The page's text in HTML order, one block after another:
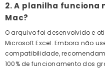
2. A planilha funciona
Mac?
O arquivo foi desenvolvido e
Microsoft Excel. Embora não
compatibilidade,
100% de funcionamento dos